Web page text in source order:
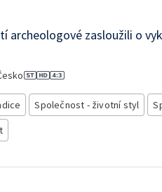
archeologové zasloužili o
Společnost - životní styl